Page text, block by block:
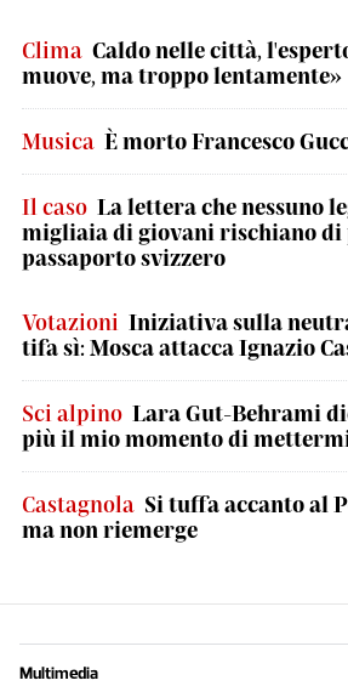
Clima Caldo nelle città,
muove, ma troppo lentamente»
Musica È morto Francesco
Il caso La lettera che nessuno
migliaia di giovani rischiano di
passaporto svizzero
Votazioni Iniziativa sulla
tifa sì: Mosca attacca Ignazio
Sci alpino Lara Gut-Behrami
più il mio momento di
Castagnola Si tuffa accanto al
ma non riemerge
Multimedia